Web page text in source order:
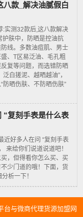
八款_解决油腻假白
:实测32款后,这八款解决
护肤中，防晒是控油抗
线。多数油痘肌、男士
、T区易泛油、毛孔粗
复等问题，而选错防晒
白搓泥、越晒越油”，
防晒伤肤、不防晒伤肤”
“复刻手表是什么表
近好多人在问 “复刻手表
来给你们说道说道吧！
，但得看你怎么买、买
少门道的哦！下面，货
析一下！
台与微商代理货源加盟网